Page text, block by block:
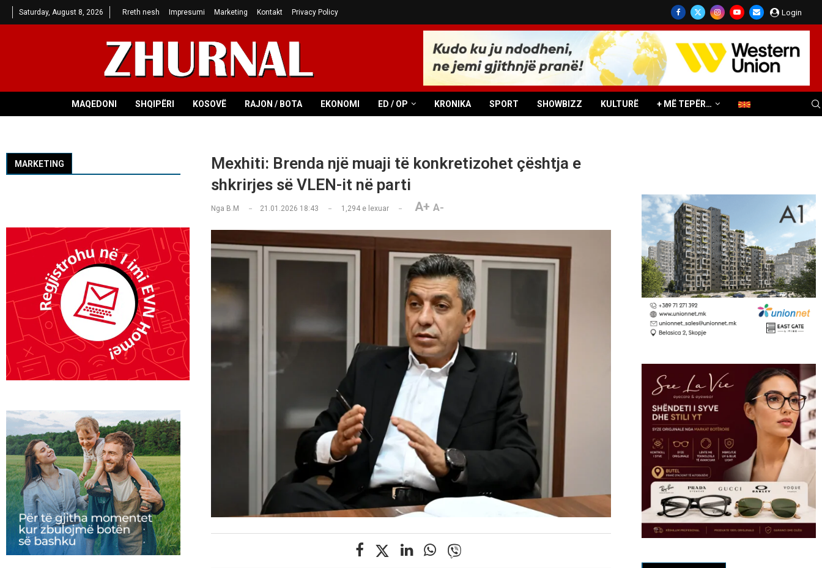
Saturday, August 8, 2026 Rreth nesh Impresumi Marketing Kontakt Privacy Policy Login
MAQEDONI SHQIPËRI KOSOVË RAJON / BOTA EKONOMI ED / OP KRONIKA SPORT SHOWBIZZ KULTURË + MË TEPËR…
Mexhiti: Brenda një muaji të konkretizohet çështja e
shkrirjes së VLEN-it në parti
Nga B.M 21.01.2026 18:43 1,294e lexuar A+ A-
MARKETING